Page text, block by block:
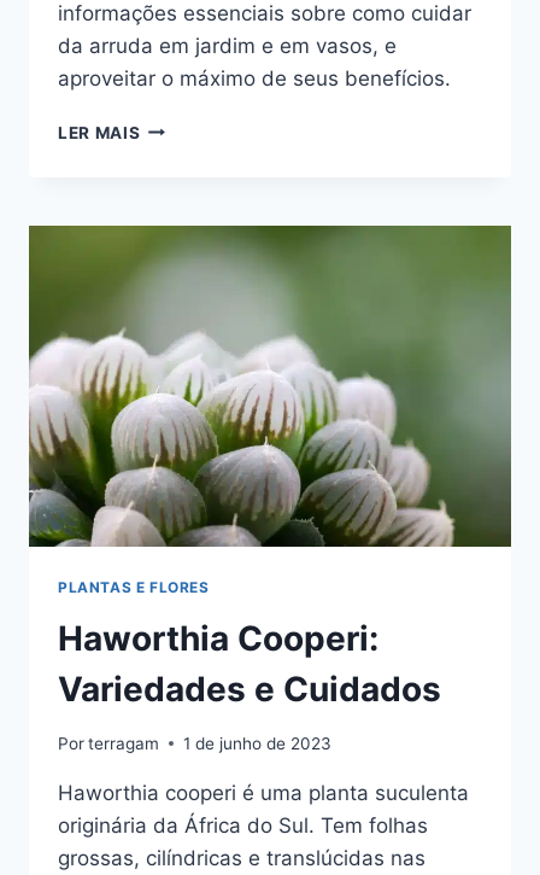
informações essenciais sobre como cuidar
da arruda em jardim e em vasos, e
aproveitar o máximo de seus benefícios.
LER MAIS COMO
VEJA
OS
TERAPÊUTICO
PLANTAS E FLORES
Haworthia Cooperi:
Variedades e Cuidados
Porterragam 1 de junho de 2023
Haworthia cooperi é uma planta suculenta
originária da África do Sul. Tem folhas
grossas, cilíndricas e translúcidas nas